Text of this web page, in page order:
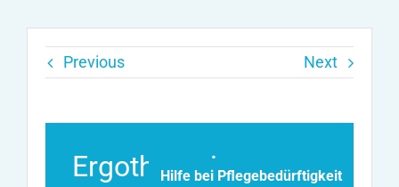
Previous Next
ErgotherapieHilfe bei Pflegebedürftigkeit